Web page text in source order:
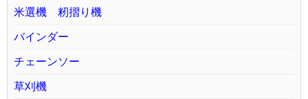
米選機 籾摺り機
バインダー
チェーンソー
草刈機